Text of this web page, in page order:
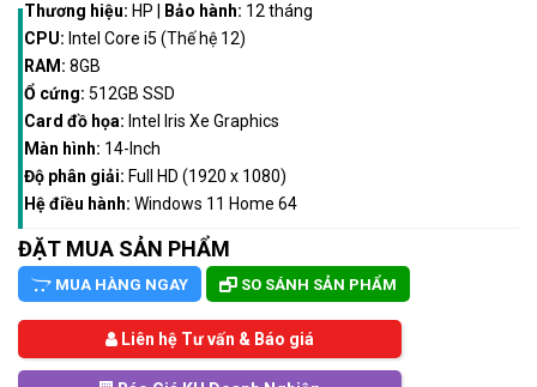
Thương hiệu: HP Bảo hành: 12 tháng
CPU: Intel Core i5 (Thế hệ 12)
RAM: 8GB
Ổ cứng: 512GB SSD
Card đồ họa: Intel Iris Xe Graphics
Màn hình: 14-Inch
Độ phân giải: Full HD (1920 x 1080)
Hệ điều hành: Windows 11 Home 64
ĐẶT MUA SẢN PHẨM
MUA HÀNG NGAY SO SÁNH SẢN PHẨM
Liên hệ Tư vấn & Báo giá